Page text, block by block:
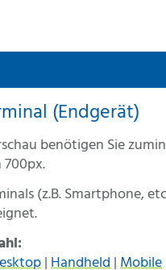
(Endgerät)
benötigen Sie
700px.
(z.B.Smartphone,
|Handheld|Mobile